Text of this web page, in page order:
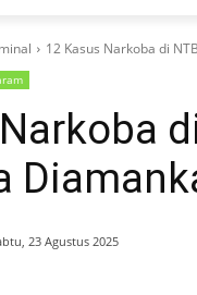
12 Kasus Narkoba di
23 Agustus 2025